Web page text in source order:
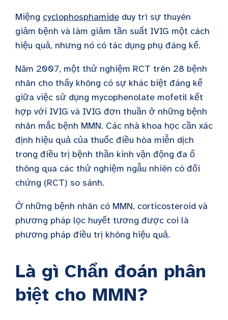
Miệng cyclophosphamide duy trì sự thuyên
giảm bệnh và làm giảm tần suất IVIG một cách
hiệu quả, nhưng nó có tác dụng phụ đáng kể.
Năm 2007, một thử nghiệm RCT trên 28 bệnh
nhân cho thấy không có sự khác biệt đáng kể
giữa việc sử dụng mycophenolate mofetil kết
hợp với IVIG và IVIG đơn thuần ở những bệnh
nhân mắc bệnh MMN. Các nhà khoa học cần xác
định hiệu quả của thuốc điều hòa miễn dịch
trong điều trị bệnh thần kinh vận động đa ổ
thông qua các thử nghiệm ngẫu nhiên có đối
chứng (RCT) so sánh.
Ở những bệnh nhân có MMN, corticosteroid và
phương pháp lọc huyết tương được coi là
phương pháp điều trị không hiệu quả.
Là gì Chẩn đoán phân
biệt cho MMN?